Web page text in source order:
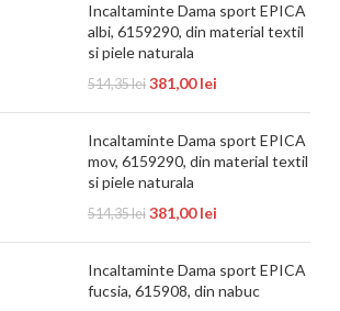
Incaltaminte Dama sport EPICA
albi, 6159290, din material textil
si piele naturala
514,35lei 381,00lei
Incaltaminte Dama sport EPICA
mov, 6159290, din material textil
si piele naturala
514,35lei 381,00lei
Incaltaminte Dama sport EPICA
fucsia, 615908, din nabuc